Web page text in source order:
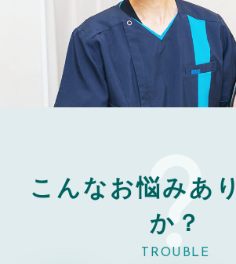
こんなお悩みあ
か？
TROUBLE